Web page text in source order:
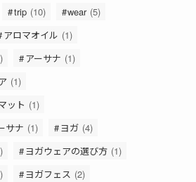
trip (10) wear(5)
アロマオイル (1)
アーサナ (1)
(1)
ット (1)
サナ (1) ヨガ (4)
ヨガウェアの選び方 (1)
ヨガフェス (2)